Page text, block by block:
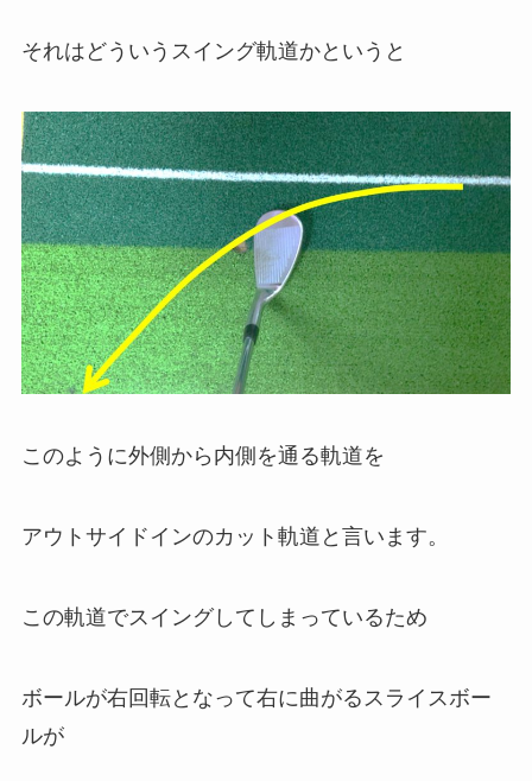
それはどういうスイング軌道かというと
このように外側から内側を通る軌道を
アウトサイドインのカット軌道と言います。
この軌道でスイングしてしまっているため
ボールが右回転となって右に曲がるスライスボー
ルが